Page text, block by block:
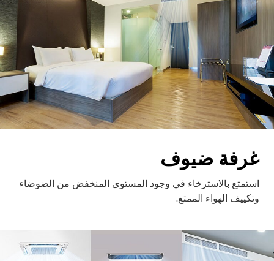
غرفة ضيوف
استمتع بالاسترخاء في وجود المستوى المنخفض من الضوضاء
وتكييف الهواء الممتع.